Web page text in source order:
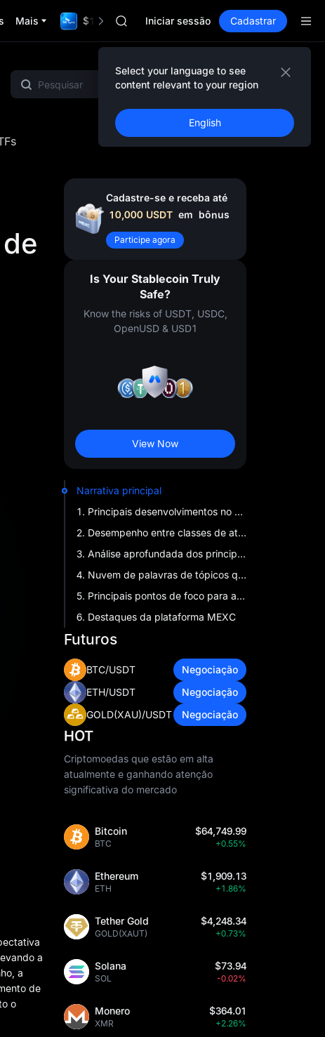
Mais $1,000,000 TradFi Gala
MINIMAX
UNITREE
BLESS
HEI
UNITREE
Iniciar sessão Cadastrar
Select your language to see
content relevant to your region
English
Gold & Silver Projetos em destaque
a
a
de
o
Cadastre-se e receba até
10,000 USDT em bônus
Participe agora
Is Your Stablecoin Truly
Safe?
Know the risks of USDT, USDC,
OpenUSD & USD1
View Now
Narrativa principal
1. Principais desenvolvimentos no mercado cripto
2. Desempenho entre classes de ativos globais
3. Análise aprofundada dos principais temas
4. Nuvem de palavras de tópicos quentes do mercado
5. Principais pontos de foco para a próxima semana (3 de junho – 9 de junho)
6. Destaques da plataforma MEXC
Futuros
BTC/USDT
Negociação
ETH/USDT
Negociação
GOLD(XAU)/USDT
Negociação
HOT
Criptomoedas que estão em alta
atualmente e ganhando atenção
significativa do mercado
Bitcoin
BTC
$64,749.99
+0.55%
Ethereum
ETH
$1,909.13
+1.86%
Tether Gold
GOLD(XAUT)
$4,248.34
+0.73%
Solana
SOL
$73.94
-0.02%
Monero
XMR
$364.01
+2.26%